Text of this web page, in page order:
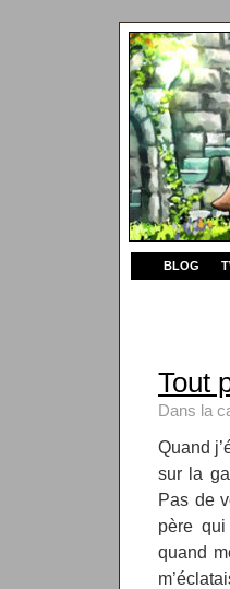
BLOG
Tout
Dans la
Quand
sur la
Pas de
père
quand